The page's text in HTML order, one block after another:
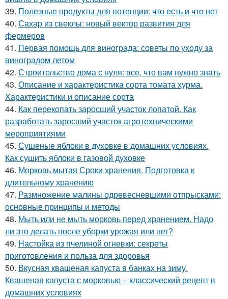
39. Полезные продукты для потенции: что есть и что нет
40. Сахар из свеклы: новый вектор развития для
фермеров
41. Первая помощь для винограда: советы по уходу за
виноградом летом
42. Строительство дома с нуля: все, что вам нужно знать
43. Описание и характеристика сорта томата хурма.
Характеристики и описание сорта
44. Как перекопать заросший участок лопатой. Как
разработать заросший участок агротехническими
мероприятиями
45. Сушеные яблоки в духовке в домашних условиях.
Как сушить яблоки в газовой духовке
46. Морковь мытая Сроки хранения. Подготовка к
длительному хранению
47. Размножение малины одревесневшими отпрысками:
основные принципы и методы
48. Мыть или не мыть морковь перед хранением. Надо
ли это делать после уборки урожая или нет?
49. Настойка из пчелиной огневки: секреты
приготовления и польза для здоровья
50. Вкусная квашеная капуста в банках на зиму.
Квашеная капуста с морковью – классический рецепт в
домашних условиях